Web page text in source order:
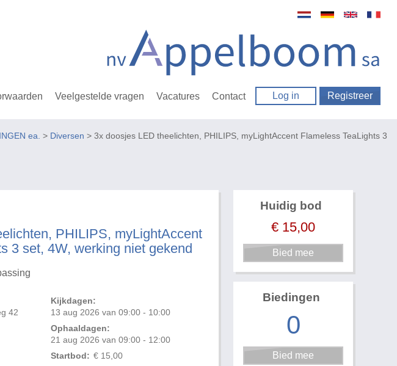
Veelgestelde vragen Vacatures Contact Log in Registreer
ea. > Diversen > 3x doosjes LED theelichten, PHILIPS, myLightAccent Flameless TeaLights 3
PHILIPS, myLightAccent
3 set, 4W, werking niet gekend
42
Kijkdagen:
13 aug 2026 van 09:00 - 10:00
Ophaaldagen:
21 aug 2026 van 09:00 - 12:00
Startbod: € 15,00
Huidig bod
€ 15,00
Biedingen
0